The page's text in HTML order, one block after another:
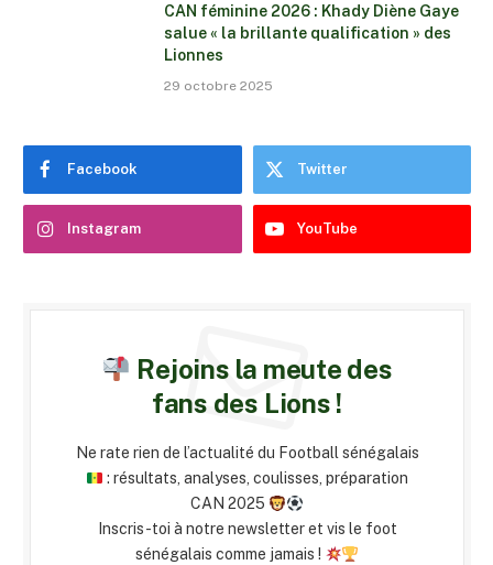
CAN féminine 2026 : Khady Diène Gaye
salue « la brillante qualification » des
Lionnes
29 octobre 2025
Facebook Twitter
Instagram YouTube
Rejoins la meute des
fans des Lions !
Ne rate rien de l’actualité du Football sénégalais
: résultats, analyses, coulisses, préparation
CAN 2025
Inscris-toi à notre newsletter et vis le foot
sénégalais comme jamais !